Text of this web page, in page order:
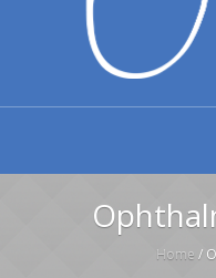
Home /